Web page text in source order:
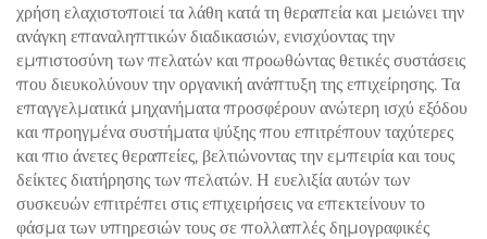
χρήση ελαχιστοποιεί τα λάθη κατά τη θεραπεία και μειώνει την
ανάγκη επαναληπτικών διαδικασιών, ενισχύοντας την
εμπιστοσύνη των πελατών και προωθώντας θετικές συστάσεις
που διευκολύνουν την οργανική ανάπτυξη της επιχείρησης. Τα
επαγγελματικά μηχανήματα προσφέρουν ανώτερη ισχύ εξόδου
και προηγμένα συστήματα ψύξης που επιτρέπουν ταχύτερες
και πιο άνετες θεραπείες, βελτιώνοντας την εμπειρία και τους
δείκτες διατήρησης των πελατών. Η ευελιξία αυτών των
συσκευών επιτρέπει στις επιχειρήσεις να επεκτείνουν το
φάσμα των υπηρεσιών τους σε πολλαπλές δημογραφικές